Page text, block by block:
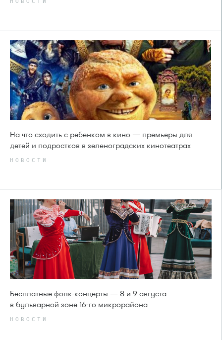
НОВОСТИ
На что сходить с ребенком в кино — премьеры для
детей и подростков в зеленоградских кинотеатрах
НОВОСТИ
Бесплатные фолк-концерты — 8 и 9 августа
в бульварной зоне 16-го микрорайона
НОВОСТИ